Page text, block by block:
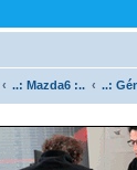
..: Mazda6 :.. ..: